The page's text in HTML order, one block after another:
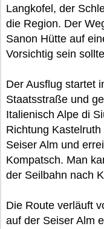
Langkofel, der
die Region. Der
Sanon Hütte auf
Vorsichtig sein
Der Ausflug startet
Staatsstraße und
Italienisch Alpe di
Richtung
Seiser Alm und
Kompatsch. Man
der Seilbahn nach
Die Route verläuft
auf der Seiser Alm